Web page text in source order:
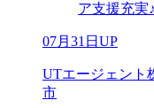
ア支援充実♪
07月31日UP
UTエージェント
市